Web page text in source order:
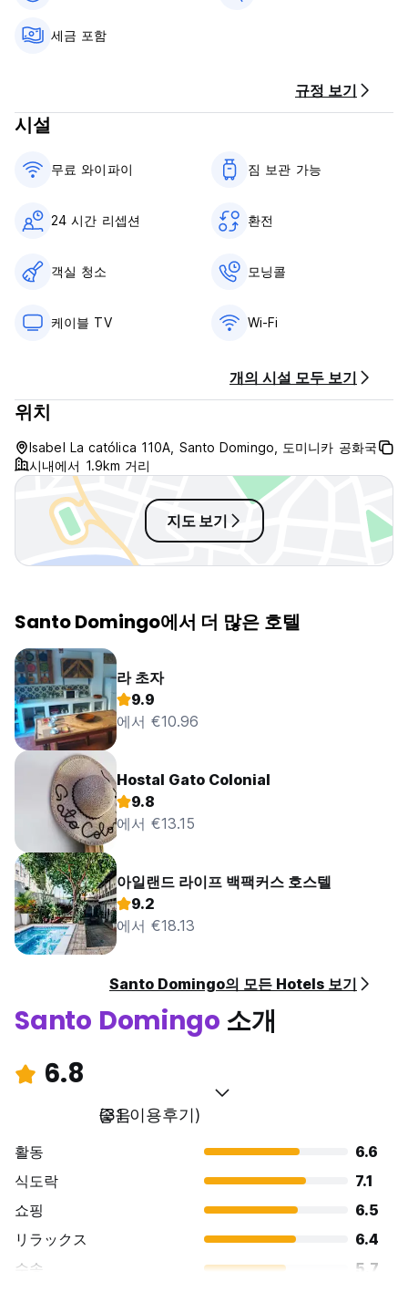
도착 시 현금, 신용카드로 결제하세요.
아침 식사는 포함되어 있지 않습니다.
애완 동물 반입 불가.
통금 없음.
금연. (Auto-translated from original language)
세금 포함
규정 보기
시설
무료 와이파이 짐 보관 가능
24 시간 리셉션 환전
객실 청소 모닝콜
케이블 TV Wi-Fi
개의 시설 모두 보기
위치
Isabel La católica 110A, Santo Domingo, 도미니카 공화국
시내에서 1.9km 거리
지도 보기
Santo Domingo에서 더 많은 호텔
라 초자
9.9
에서 €10.96
Hostal Gato Colonial
9.8
에서 €13.15
아일랜드 라이프 백팩커스 호스텔
9.2
에서 €18.13
Santo Domingo의 모든 Hotels 보기
Santo Domingo 소개
6.8
좋음
(31 이용후기)
활동
6.6
식도락
7.1
쇼핑
6.5
リラックス
6.4
수송
5.7